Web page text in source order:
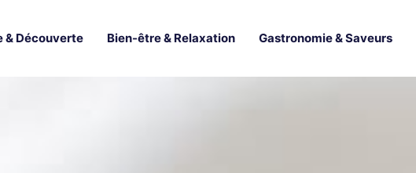
& Découverte Bien-être & Relaxation Gastronomie & Saveurs